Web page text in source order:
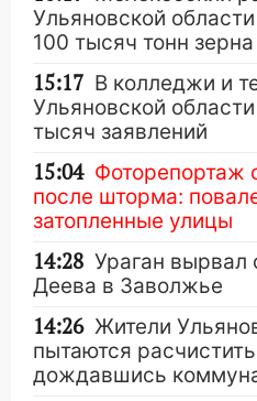
Ульяновской
100 тысяч тонн зерна
15:17 В колледжи и
Ульяновской
тысяч заявлений
15:04 Фоторепортаж
после шторма:
затопленные улицы
14:28 Ураган вырвал
Деева в Заволжье
14:26 Жители
пытаются
дождавшись